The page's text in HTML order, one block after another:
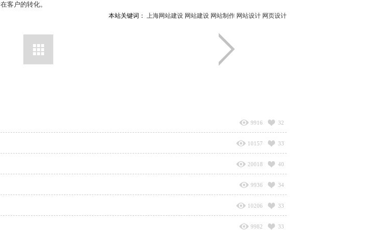
客户的转化。
本站关键词： 上海网站建设 网站建设 网站制作 网站设计 网页设计
32
9916
33
10157
40
20018
34
9936
33
10206
33
9982